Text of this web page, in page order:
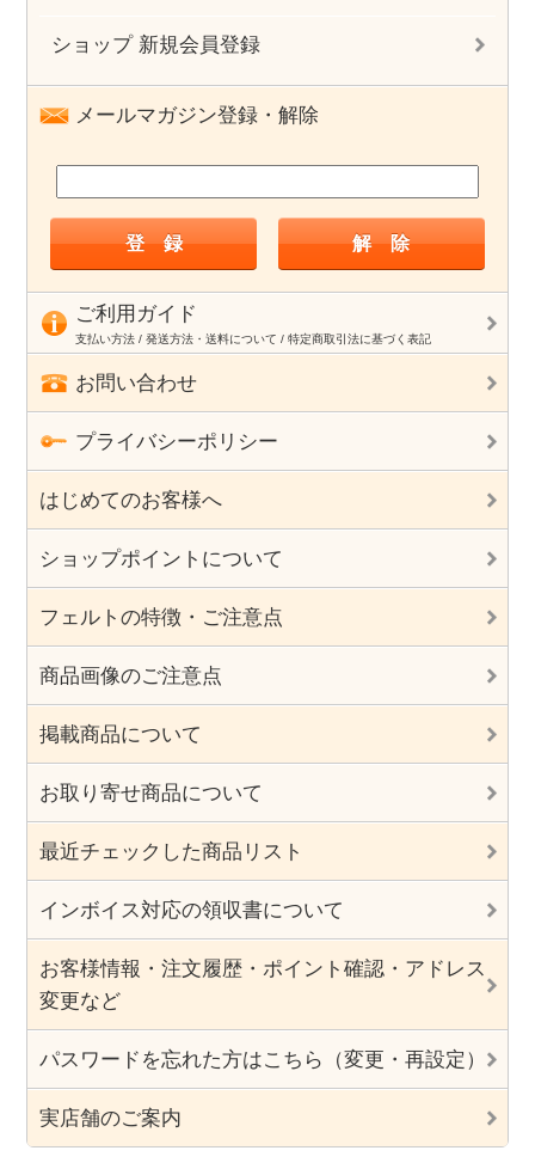
ショップ 新規会員登録
メールマガジン登録・解除
ご利用ガイド
支払い方法 / 発送方法・送料について / 特定商取引法に基づく表記
お問い合わせ
プライバシーポリシー
はじめてのお客様へ
ショップポイントについて
フェルトの特徴・ご注意点
商品画像のご注意点
掲載商品について
お取り寄せ商品について
最近チェックした商品リスト
インボイス対応の領収書について
お客様情報・注文履歴・ポイント確認・アドレス
変更など
パスワードを忘れた方はこちら（変更・再設定）
実店舗のご案内